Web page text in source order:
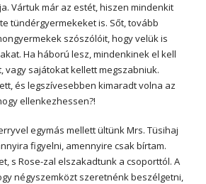
Vártuk már az estét, hiszen mindenkit
tündérgyermekeket is. Sőt, tovább
szószólóit, hogy velük is
Ha háború lesz, mindenkinek el kell
vagy sajátokat kellett megszabniuk.
és legszívesebben kimaradt volna az
ellenkezhessen?!
egymás mellett ültünk Mrs. Tüsihaj
figyelni, amennyire csak bírtam.
s Rose-zal elszakadtunk a csoporttól. A
négyszemközt szeretnénk beszélgetni,